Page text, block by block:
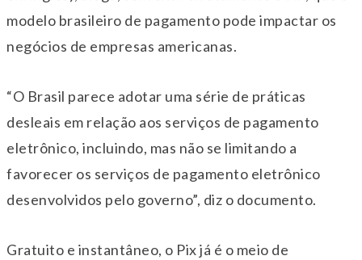
modelo brasileiro de pagamento pode impactar os
negócios de empresas americanas.
“O Brasil parece adotar uma série de práticas
desleais em relação aos serviços de pagamento
eletrônico, incluindo, mas não se limitando a
favorecer os serviços de pagamento eletrônico
desenvolvidos pelo governo”, diz o documento.
Gratuito e instantâneo, o Pix já é o meio de